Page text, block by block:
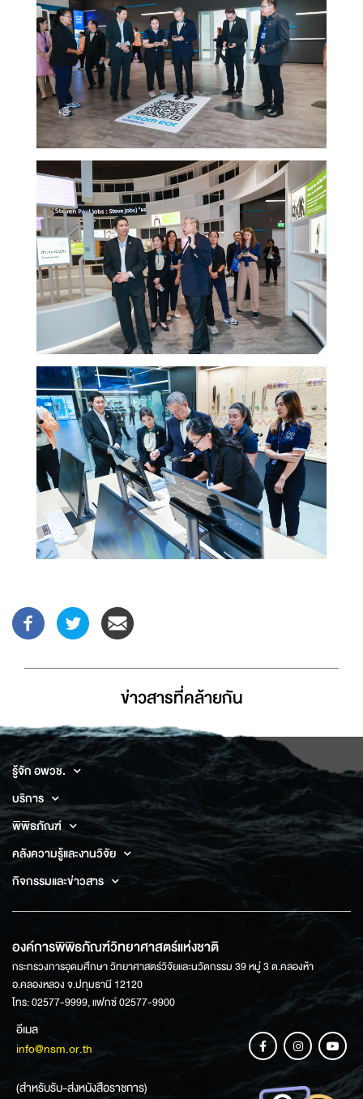
ข่าวสารที่่คล้ายกัน
รู้จัก อพวช.
บริการ
พิพิธภัณฑ์
คลังความรู้และงานวิจัย
กิจกรรมและข่าวสาร
องค์การพิพิธภัณฑ์วิทยาศาสตร์แห่งชาติ
กระทรวงการอุดมศึกษา วิทยาศาสตร์วิจัยและนวัตกรรม 39 หมู่ 3 ต.คลองห้า
อ.คลองหลวง จ.ปทุมธานี 12120
โทร: 02577-9999, แฟกซ์ 02577-9900
อีเมล
info@nsm.or.th
(สำหรับรับ-ส่งหนังสือราชการ)